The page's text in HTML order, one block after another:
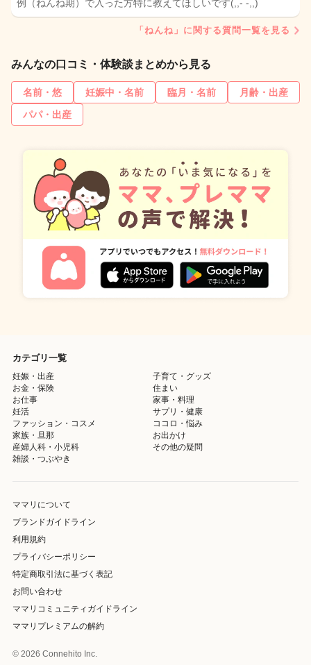
例（ねんね期）で入った方特に教えてほしいです(,,- -,,)
「ねんね」に関する質問一覧を見る
みんなの口コミ・体験談まとめから見る
名前・悠 妊娠中・名前 臨月・名前
月齢・出産
パパ・出産
カテゴリ一覧
妊娠・出産
子育て・グッズ
お金・保険
住まい
お仕事
家事・料理
妊活
サプリ・健康
ファッション・コスメ
ココロ・悩み
家族・旦那
お出かけ
産婦人科・小児科
その他の疑問
雑談・つぶやき
ママリについて
ブランドガイドライン
利用規約
プライバシーポリシー
特定商取引法に基づく表記
お問い合わせ
ママリコミュニティガイドライン
ママリプレミアムの解約
© 2026 Connehito Inc.